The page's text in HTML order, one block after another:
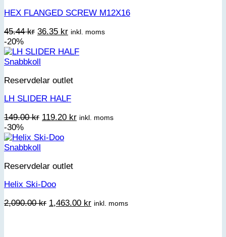
HEX FLANGED SCREW M12X16
45.44kr Det
priset
var:
36.35 krDet
priset
inkl. moms
-20%
Snabbkoll
Reservdelar outlet
LH SLIDER HALF
149.00kr Det
priset
119.20 krDet
inkl. moms
-30%
Snabbkoll
Reservdelar outlet
Helix Ski-Doo
2,090.00kr Det
1,463.00 krDet
inkl. moms